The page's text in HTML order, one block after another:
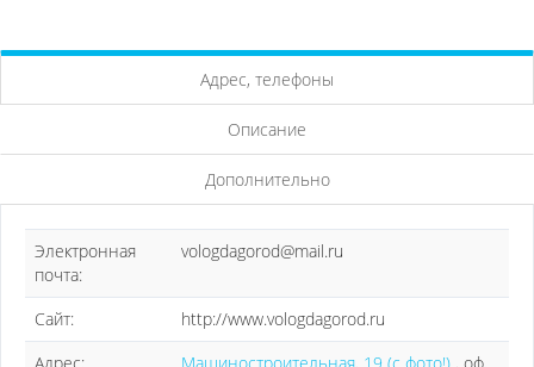
Адрес, телефоны
Описание
Дополнительно
Электронная
почта:
vologdagorod@mail.ru
Сайт:
http://www.vologdagorod.ru